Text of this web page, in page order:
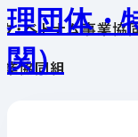
理団体・
関）